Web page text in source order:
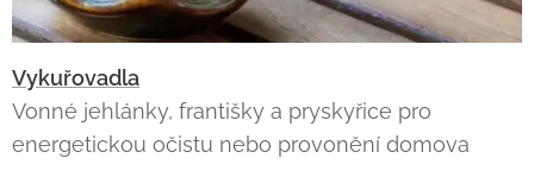
Vykuřovadla
Vonné jehlánky, františky a pryskyřice pro
energetickou očistu nebo provonění domova